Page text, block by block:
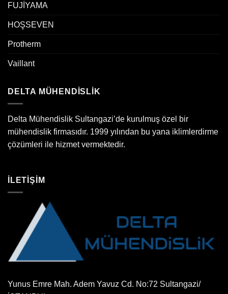
FUJİYAMA
HOŞSEVEN
Protherm
Vaillant
DELTA MÜHENDİSLİK
Delta Mühendislik Sultangazi’de kurulmuş özel bir
mühendislik firmasıdır. 1999 yılından bu yana iklimlerdirme
çözümleri ile hizmet vermektedir.
İLETİŞİM
Yunus Emre Mah. Adem Yavuz Cd. No:72 Sultangazi/